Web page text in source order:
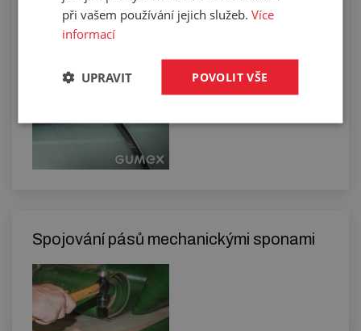
požadovaný tvar
Spojování pásů mechanickými sponami
při vašem používání jejich služeb.Více
informací
POVOLIT VŠE
UPRAVIT